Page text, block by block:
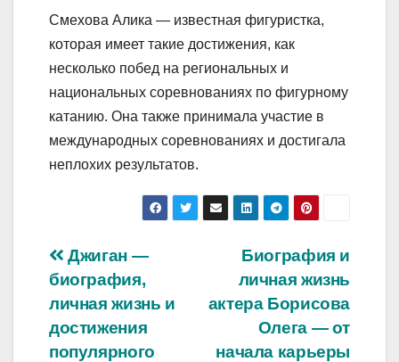
Смехова Алика — известная фигуристка,
которая имеет такие достижения, как
несколько побед на региональных и
национальных соревнованиях по фигурному
катанию. Она также принимала участие в
международных соревнованиях и достигала
неплохих результатов.
Навигация
по
записям
Биография и
личная жизнь
актера Борисова
Олега — от
начала карьеры
Джиган —
биография,
личная жизнь и
достижения
популярного